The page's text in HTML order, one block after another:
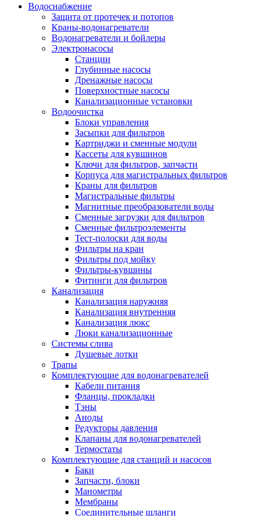
Строительные товары
Все для бани
Полезные статьи
Новости и Акции
Оплата и доставка
Сервис-центр
Адреса Сервис-центров
Обмен и возврат товара
Водоснабжение
Защита от протечек и потопов
Краны-водонагреватели
Водонагреватели и бойлеры
Электронасосы
Станции
Глубинные насосы
Дренажные насосы
Поверхностные насосы
Канализационные установки
Водоочистка
Блоки управления
Засыпки для фильтров
Картриджи и сменные модули
Кассеты для кувшинов
Ключи для фильтров, запчасти
Корпуса для магистральных фильтров
Краны для фильтров
Магистральные фильтры
Магнитные преобразователи воды
Сменные загрузки для фильтров
Сменные фильтроэлементы
Тест-полоски для воды
Фильтры на кран
Фильтры под мойку
Фильтры-кувшины
Фитинги для фильтров
Канализация
Канализация наружняя
Канализация внутренняя
Канализация люкс
Люки канализационные
Системы слива
Душевые лотки
Трапы
Комплектующие для водонагревателей
Кабели питания
Фланцы, прокладки
Тэны
Аноды
Редукторы давления
Клапаны для водонагревателей
Термостаты
Комплектующие для станций и насосов
Баки
Запчасти, блоки
Манометры
Мембраны
Соединительные шланги